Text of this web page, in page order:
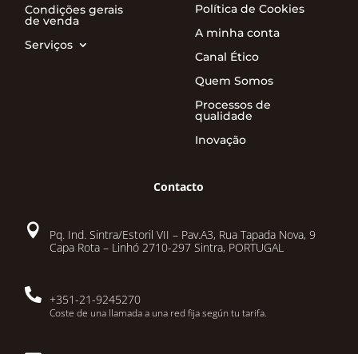
Condições gerais
de venda
Serviços
Política de Cookies
A minha conta
Canal Ético
Quem Somos
Processos de
qualidade
Inovação
Contacto

Pq. Ind. Sintra/Estoril VII – Pav.A3, Rua Tapada Nova, 9
Capa Rota – Linhó 2710-297 Sintra, PORTUGAL
 +351-21-9245270
Coste de una llamada a una red fija según tu tarifa.